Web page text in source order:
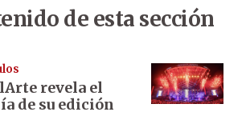
de esta sección
revela el
de su edición